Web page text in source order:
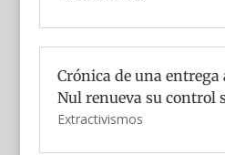
Crónica de una entrega
Nul renueva su control
Extractivismos